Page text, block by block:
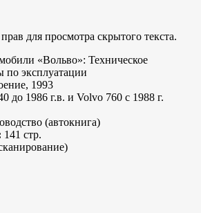
для просмотра скрытого текста.
«Вольво»: Техническое
по эксплуатации
1993
до 1986 г.в. и Volvo 760 с 1988 г.
(автокнига)
141 стр.